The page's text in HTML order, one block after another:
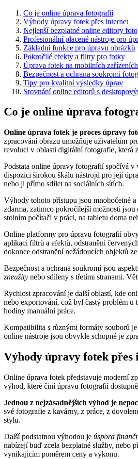
Co je online úprava fotografií
Výhody úpravy fotek přes internet
Nejlepší bezplatné online editory
Profesionální placené nástroje pro
Základní funkce pro úpravu obrázků
Pokročilé efekty a filtry pro fotky
Úprava fotek na mobilních zařízeních
Bezpečnost a ochrana soukromí
Tipy pro kvalitní výsledky úprav
Srovnání online editorů s
Co je online úprava
Online úprava fotek je proces úpravy
zpracování obrazu umožňuje uživatelům
revoluci v oblasti digitální fotografie, která
Podstata online úpravy fotografií spočívá
dispozici širokou škálu nástrojů pro její
nebo ji přímo sdílet na sociálních sítích.
Výhody tohoto přístupu jsou mnohočetné
zdarma, zatímco pokročilejší možnosti
stolním počítači v práci, na tabletu doma
Online platformy pro úpravu fotografií
aplikaci filtrů a efektů, odstranění
dokonce odstranění nežádoucích objektů
Bezpečnost a ochrana soukromí jsou
zneužity nebo sdíleny s třetími stranami.
Rychlost zpracování je další oblastí, kde
nebo exportování, což byl častý problém
hodiny manuální práce.
Kompatibilita s různými formáty souborů
online nástroje jsou obvykle schopné je
Výhody úpravy fotek přes
Online úprava fotek představuje moderní
výhod, které činí úpravu fotografií
Jednou z nejzásadnějších výhod je
své fotografie z kavárny, z práce, z
stylu.
Další podstatnou výhodou je úspora
nabízejí buď zcela bezplatné služby, nebo
vynikajícím poměrem ceny a výkonu.